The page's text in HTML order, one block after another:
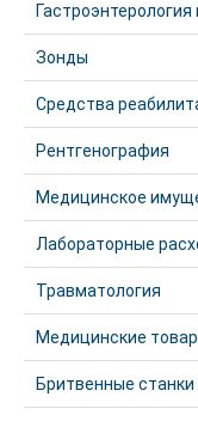
Гастроэнтерология
Зонды
Средства
Рентгенография
Медицинское
Лабораторные
Травматология
Медицинские
Бритвенные станки